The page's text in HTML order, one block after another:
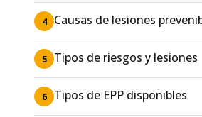
4 Causas de lesiones
5 Tipos de riesgos y lesiones
6 Tipos de EPP disponibles